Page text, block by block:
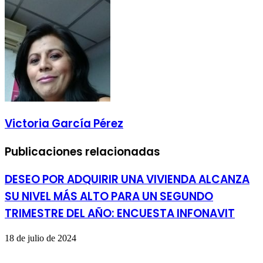
electrónico
Victoria García Pérez
Publicaciones relacionadas
DESEO POR ADQUIRIR UNA VIVIENDA ALCANZA
SU NIVEL MÁS ALTO PARA UN SEGUNDO
TRIMESTRE DEL AÑO: ENCUESTA INFONAVIT
18 de julio de 2024